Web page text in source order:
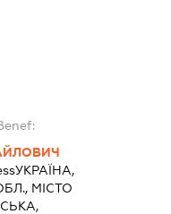
УКРАЇНА,
МІСТО